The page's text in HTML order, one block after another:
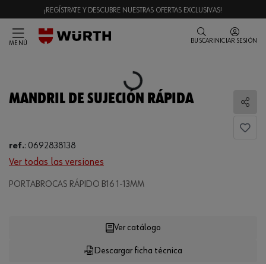
¡REGÍSTRATE Y DESCUBRE NUESTRAS OFERTAS EXCLUSIVAS!
MENÚ BUSCAR INICIAR SESIÓN
Loading...
MANDRIL DE SUJECIÓN RÁPIDA
ref.: 0692838138
Ver todas las versiones
PORTABROCAS RÁPIDO B16 1-13MM
Loading...
Descargar ficha técnica
Ver catálogo